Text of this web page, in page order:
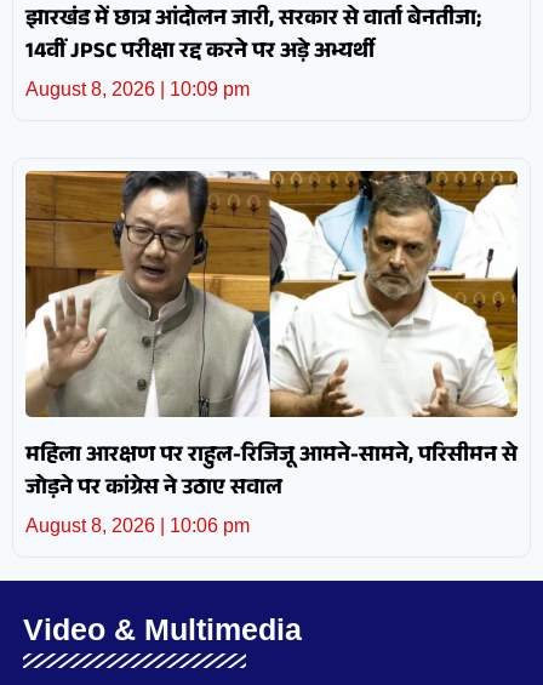
झारखंड में छात्र आंदोलन जारी, सरकार से वार्ता बेनतीजा;
14वीं JPSC परीक्षा रद्द करने पर अड़े अभ्यर्थी
August 8, 2026 10:09 pm
महिला आरक्षण पर राहुल-रिजिजू आमने-सामने, परिसीमन से
जोड़ने पर कांग्रेस ने उठाए सवाल
August 8, 2026 10:06 pm
Video & Multimedia